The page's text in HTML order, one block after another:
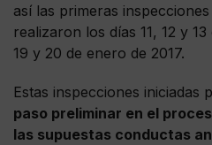
así las primeras
realizaron los días 11, 12 y
19 y 20 de enero de 2017.
Estas inspecciones iniciadas
paso preliminar en el
las supuestas conductas